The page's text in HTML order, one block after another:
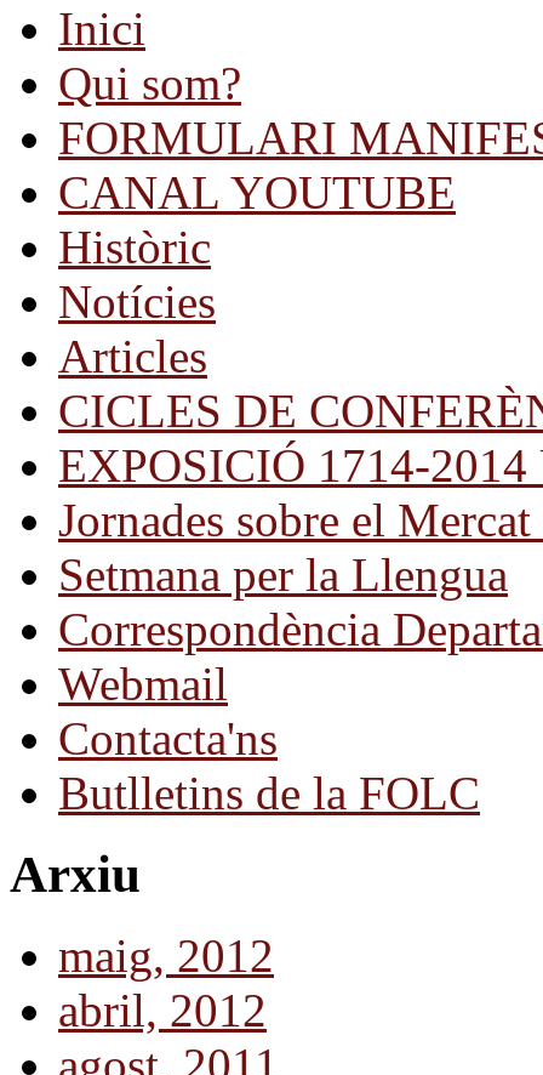
Inici
Qui som?
FORMULARI
CANAL YOUTUBE
Històric
Notícies
Articles
CICLES DE
EXPOSICIÓ 1714-
Jornades sobre el
Setmana per la Llengua
Correspondència
Webmail
Contacta'ns
Butlletins de la FOLC
Arxiu
maig, 2012
abril, 2012
agost, 2011